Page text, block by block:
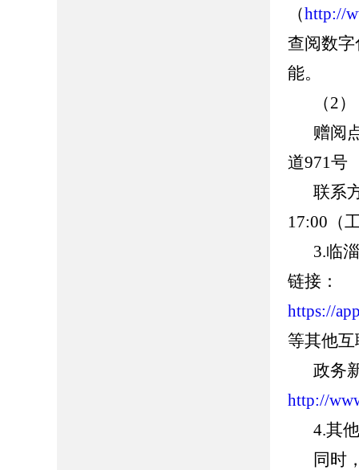
（http://
查阅数
能。
（2
赠阅
道971号
联系
17:00（
3.临
链接：
https://
等其他
政务
http://
4.其
同时